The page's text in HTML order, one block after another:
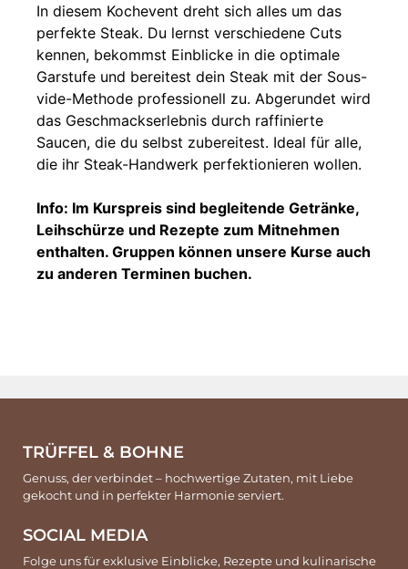
In diesem Kochevent dreht sich alles um das
perfekte Steak. Du lernst verschiedene Cuts
kennen, bekommst Einblicke in die optimale
Garstufe und bereitest dein Steak mit der Sous-
vide-Methode professionell zu. Abgerundet wird
das Geschmackserlebnis durch raffinierte
Saucen, die du selbst zubereitest. Ideal für alle,
die ihr Steak-Handwerk perfektionieren wollen.
Info: Im Kurspreis sind begleitende Getränke,
Leihschürze und Rezepte zum Mitnehmen
enthalten. Gruppen können unsere Kurse auch
zu anderen Terminen buchen.
TRÜFFEL & BOHNE
Genuss, der verbindet – hochwertige Zutaten, mit Liebe
gekocht und in perfekter Harmonie serviert.
SOCIAL MEDIA
Folge uns für exklusive Einblicke, Rezepte und kulinarische